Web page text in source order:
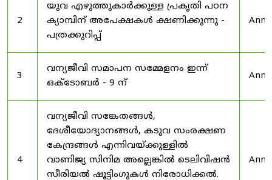
2
യുവ എഴുത്തുകാർക്കുള്ള പ്രകൃതി പഠന
ക്യാമ്പിന് അപേക്ഷകൾ ക്ഷണിക്കുന്നു -
പത്രക്കുറിപ്പ്
3
വന്യജീവി സമാപന സമ്മേളനം ഇന്ന്
ഒക്ടോബർ - 9 ന്
4
വന്യജീവി സങ്കേതങ്ങൾ,
ദേശീയോദ്യാനങ്ങൾ, കടുവ സംരക്ഷണ
കേന്ദ്രങ്ങൾ എന്നിവയ്ക്കുള്ളിൽ
വാണിജ്യ സിനിമ അല്ലെങ്കിൽ ടെലിവിഷൻ
സീരിയൽ ഷൂട്ടിംഗുകൾ നിരോധിക്കൽ.